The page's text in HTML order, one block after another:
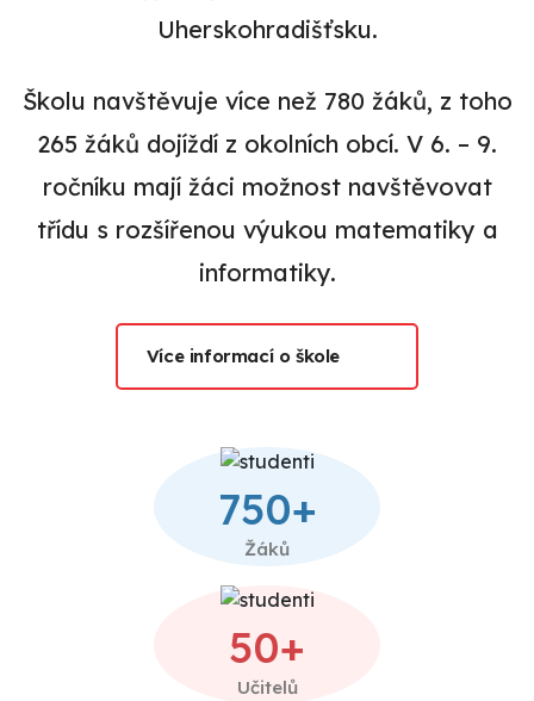
Uherskohradišťsku.
Školu navštěvuje více než 780 žáků, z toho
265 žáků dojíždí z okolních obcí. V 6. – 9.
ročníku mají žáci možnost navštěvovat
třídu s rozšířenou výukou matematiky a
informatiky.
Více informací o škole
750+
Žáků
50+
Učitelů